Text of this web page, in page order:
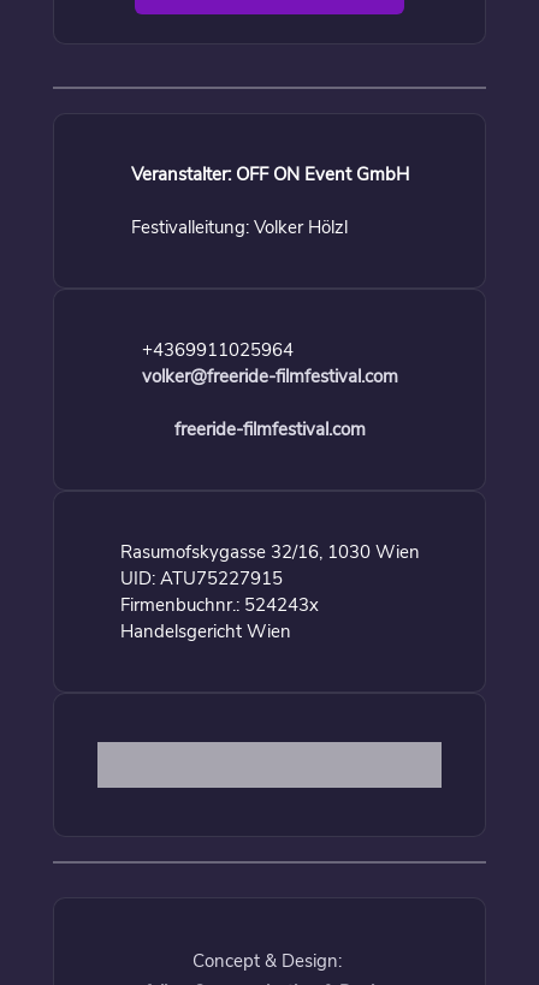
Veranstalter: OFF ON Event GmbH
Festivalleitung: Volker Hölzl
+4369911025964
volker@freeride-filmfestival.com
freeride-filmfestival.com
Rasumofskygasse 32/16, 1030 Wien
UID: ATU75227915
Firmenbuchnr.: 524243x
Handelsgericht Wien
Concept & Design: